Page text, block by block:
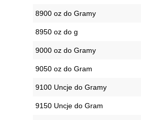
8900 oz do Gramy
8950 oz do g
9000 oz do Gramy
9050 oz do Gram
9100 Uncje do Gramy
9150 Uncje do Gram